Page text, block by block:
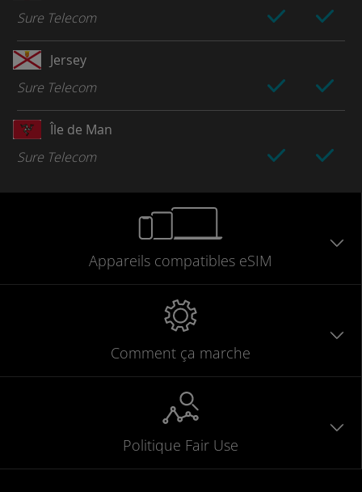
Sure Telecom
Jersey
Sure Telecom
Île de Man
Sure Telecom
Appareils compatibles eSIM
Comment ça marche
Politique Fair Use